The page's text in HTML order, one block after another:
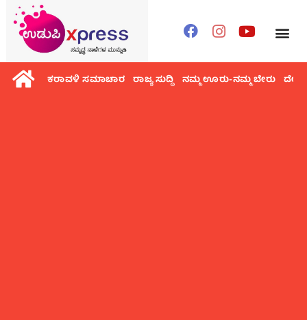
ಕರಾವಳಿ ಸಮಾಚಾರ ರಾಜ್ಯ ಸುದ್ದಿ ನಮ್ಮ ಊರು-ನಮ್ಮ ಬೇರು ದೇಶ